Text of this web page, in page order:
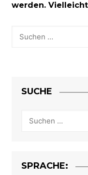
werden.
SUCHE
SPRACHE: